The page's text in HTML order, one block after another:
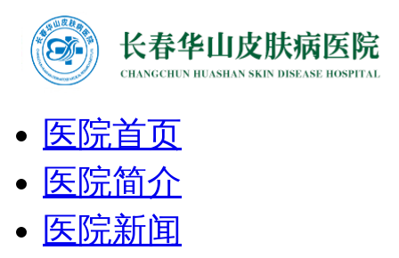
医院首页
医院简介
医院新闻